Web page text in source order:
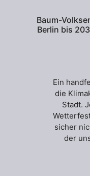
Baum-
Berlin bis
Ein
die
Stadt.
sicher
der